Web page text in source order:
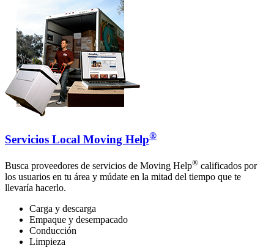
Servicios Local Moving Help®
Busca proveedores de servicios de Moving Help® calificados por
los usuarios en tu área y múdate en la mitad del tiempo que te
llevaría hacerlo.
Carga y descarga
Empaque y desempacado
Conducción
Limpieza